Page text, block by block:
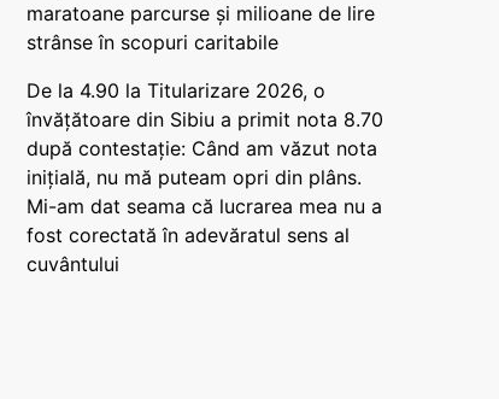
maratoane parcurse și milioane de lire
strânse în scopuri caritabile
De la 4.90 la Titularizare 2026, o
învățătoare din Sibiu a primit nota 8.70
după contestație: Când am văzut nota
inițială, nu mă puteam opri din plâns.
Mi-am dat seama că lucrarea mea nu a
fost corectată în adevăratul sens al
cuvântului